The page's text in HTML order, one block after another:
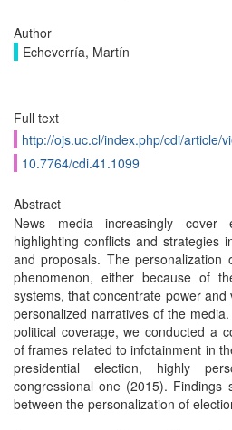
Author
Echeverría, Martín
Full text
http://ojs.uc.cl/index.php/cdi/article/
10.7764/cdi.41.1099
Abstract
News media increasingly cover
highlighting conflicts and strategies
and proposals. The personalization
phenomenon, either because of
systems, that concentrate power
personalized narratives of the
political coverage, we conducted a
of frames related to infotainment in
presidential election, highly
congressional one (2015). Findings
between the personalization of